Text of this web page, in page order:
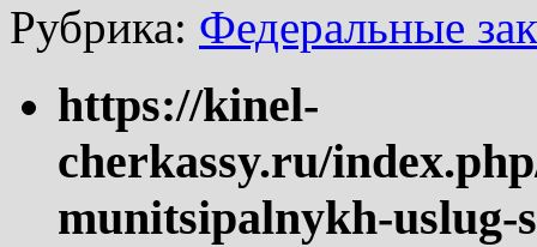
Рубрика: Федеральные
https://kinel-
cherkassy.ru/
munitsipalnykh-uslug-